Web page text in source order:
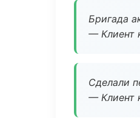
Бригада
— Клиент
Сделали
— Клиент